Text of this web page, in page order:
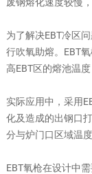
为了解决EBT冷区
行吹氧助熔。EBT
高EBT区的熔池温
实际应用中，采用
化及造成的出钢口
分与炉门口区域温
EBT氧枪在设计中